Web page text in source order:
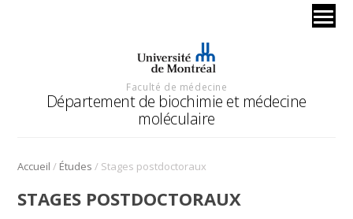
Faculté de médecine
Département de biochimie et médecine
moléculaire
Accueil / Études / Stages postdoctoraux
STAGES POSTDOCTORAUX